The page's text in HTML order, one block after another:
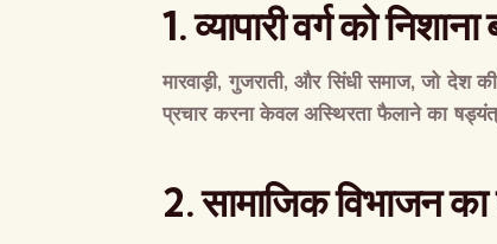
1.व्यापारीवर्गकोनिशाना
मारवाड़ी,गुजराती,और सिंधी समाज,जो देश की
प्रचार करना केवल अस्थिरता फैलाने का
2.सामाजिकविभाजनका